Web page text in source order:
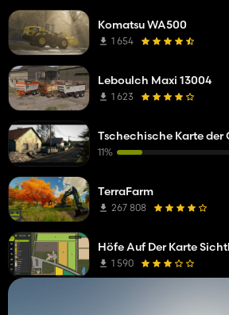
Komatsu WA500
1 654
Leboulch Maxi 13004
1 623
Tschechische Karte der
11%
TerraFarm
267 808
Höfe Auf Der Karte
1 590